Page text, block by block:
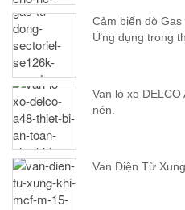
Cảm biến dò Gas
Ứng dụng trong
Van lò xo
nén.
Van Điện Từ